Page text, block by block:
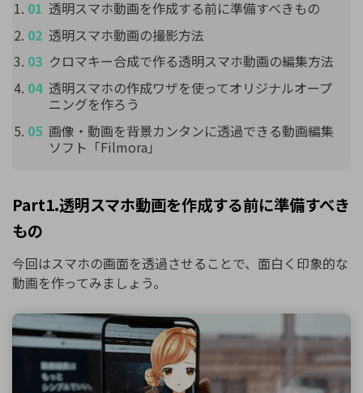
透明スマホ動画を作成する前に準備すべきもの
透明スマホ動画の撮影方法
クロマキー合成で作る透明スマホ動画の編集方法
透明スマホの作成ワザを使ってオリジナルオープ
ニングを作ろう
画像・動画を背景カンタンに透過できる動画編集
ソフト「Filmora」
Part1.透明スマホ動画を作成する前に準備すべき
もの
今回はスマホの画面を透過させることで、面白く印象的な
動画を作ってみましょう。